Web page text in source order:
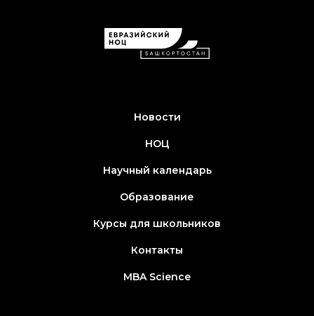
Новости
НОЦ
Научный календарь
Образование
Курсы для школьников
Контакты
MBA Science